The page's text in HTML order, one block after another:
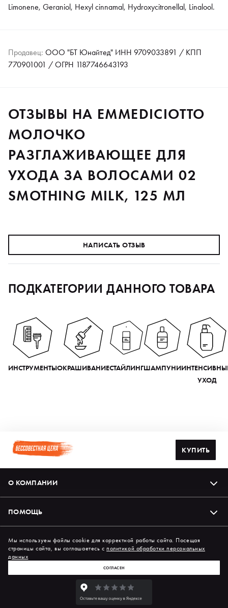
Limonene, Geraniol, Hexyl cinnamal, Hydroxycitronellal, Linalool.
Продавец: ООО "БТ Юнайтед" ИНН 9709033891 / КПП
770901001 / ОГРН 1187746643193
ОТЗЫВЫ НА EMMEDICIOTTO
МОЛОЧКО
РАЗГЛАЖИВАЮЩЕЕ ДЛЯ
УХОДА ЗА ВОЛОСАМИ 02
SMOTHING MILK, 125 МЛ
НАПИСАТЬ ОТЗЫВ
ПОДКАТЕГОРИИ ДАННОГО ТОВАРА
ИНСТРУМЕНТЫОКРАШИВАНИЕСТАЙЛИНГШАМПУНИ
УХОД
КУПИТЬ
О КОМПАНИИ
ПОМОЩЬ
Подпишись на нас в соцсетях
Мы используем файлы cookie для корректной работы сайта. Посещая
страницы сайта, вы соглашаетесь сполитикой обработки персональных
данных
СОГЛАСЕН